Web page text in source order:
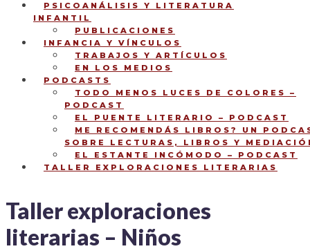
PSICOANÁLISIS Y LITERATURA
INFANTIL
PUBLICACIONES
INFANCIA Y VÍNCULOS
TRABAJOS Y ARTÍCULOS
EN LOS MEDIOS
PODCASTS
TODO MENOS LUCES DE COLORES –
PODCAST
EL PUENTE LITERARIO – PODCAST
ME RECOMENDÁS LIBROS? UN
SOBRE LECTURAS, LIBROS Y
EL ESTANTE INCÓMODO – PODCAST
TALLER EXPLORACIONES LITERARIAS
Niños
Taller exploraciones
literarias – Niños